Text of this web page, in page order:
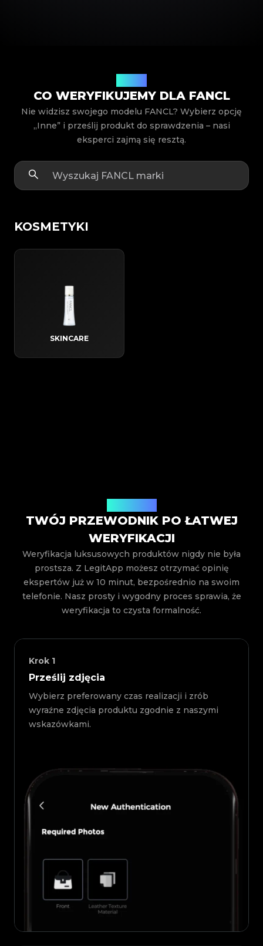
CO WERYFIKUJEMY DLA FANCL
Nie widzisz swojego modelu FANCL? Wybierz opcję
„Inne” i prześlij produkt do sprawdzenia – nasi
eksperci zajmą się resztą.
KOSMETYKI
SKINCARE
TWÓJ PRZEWODNIK PO ŁATWEJ
WERYFIKACJI
Weryfikacja luksusowych produktów nigdy nie była
prostsza. Z LegitApp możesz otrzymać opinię
ekspertów już w 10 minut, bezpośrednio na swoim
telefonie. Nasz prosty i wygodny proces sprawia, że
weryfikacja to czysta formalność.
Krok 1
Prześlij zdjęcia
Wybierz preferowany czas realizacji i zrób
wyraźne zdjęcia produktu zgodnie z naszymi
wskazówkami.